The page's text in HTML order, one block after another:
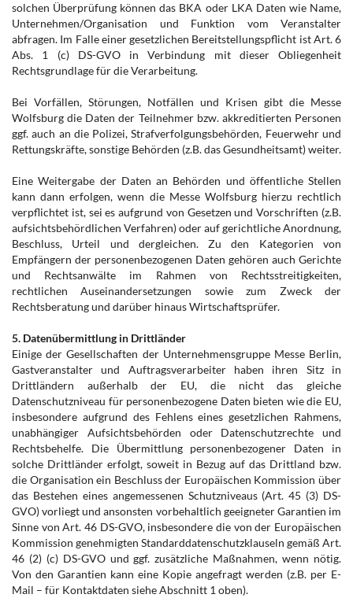
solchen Überprüfung können das BKA oder LKA Daten wie Name,
Unternehmen/Organisation und Funktion vom Veranstalter
abfragen. Im Falle einer gesetzlichen Bereitstellungspflicht ist Art. 6
Abs. 1 (c) DS-GVO in Verbindung mit dieser Obliegenheit
Rechtsgrundlage für die Verarbeitung.
Bei Vorfällen, Störungen, Notfällen und Krisen gibt die Messe
Wolfsburg die Daten der Teilnehmer bzw. akkreditierten Personen
ggf. auch an die Polizei, Strafverfolgungsbehörden, Feuerwehr und
Rettungskräfte, sonstige Behörden (z.B. das Gesundheitsamt) weiter.
Eine Weitergabe der Daten an Behörden und öffentliche Stellen
kann dann erfolgen, wenn die Messe Wolfsburg hierzu rechtlich
verpflichtet ist, sei es aufgrund von Gesetzen und Vorschriften (z.B.
aufsichtsbehördlichen Verfahren) oder auf gerichtliche Anordnung,
Beschluss, Urteil und dergleichen. Zu den Kategorien von
Empfängern der personenbezogenen Daten gehören auch Gerichte
und Rechtsanwälte im Rahmen von Rechtsstreitigkeiten,
rechtlichen Auseinandersetzungen sowie zum Zweck der
Rechtsberatung und darüber hinaus Wirtschaftsprüfer.
5. Datenübermittlung in Drittländer
Einige der Gesellschaften der Unternehmensgruppe Messe Berlin,
Gastveranstalter und Auftragsverarbeiter haben ihren Sitz in
Drittländern außerhalb der EU, die nicht das gleiche
Datenschutzniveau für personenbezogene Daten bieten wie die EU,
insbesondere aufgrund des Fehlens eines gesetzlichen Rahmens,
unabhängiger Aufsichtsbehörden oder Datenschutzrechte und
Rechtsbehelfe. Die Übermittlung personenbezogener Daten in
solche Drittländer erfolgt, soweit in Bezug auf das Drittland bzw.
die Organisation ein Beschluss der Europäischen Kommission über
das Bestehen eines angemessenen Schutzniveaus (Art. 45 (3) DS-
GVO) vorliegt und ansonsten vorbehaltlich geeigneter Garantien im
Sinne von Art. 46 DS-GVO, insbesondere die von der Europäischen
Kommission genehmigten Standarddatenschutzklauseln gemäß Art.
46 (2) (c) DS-GVO und ggf. zusätzliche Maßnahmen, wenn nötig.
Von den Garantien kann eine Kopie angefragt werden (z.B. per E-
Mail – für Kontaktdaten siehe Abschnitt 1 oben).